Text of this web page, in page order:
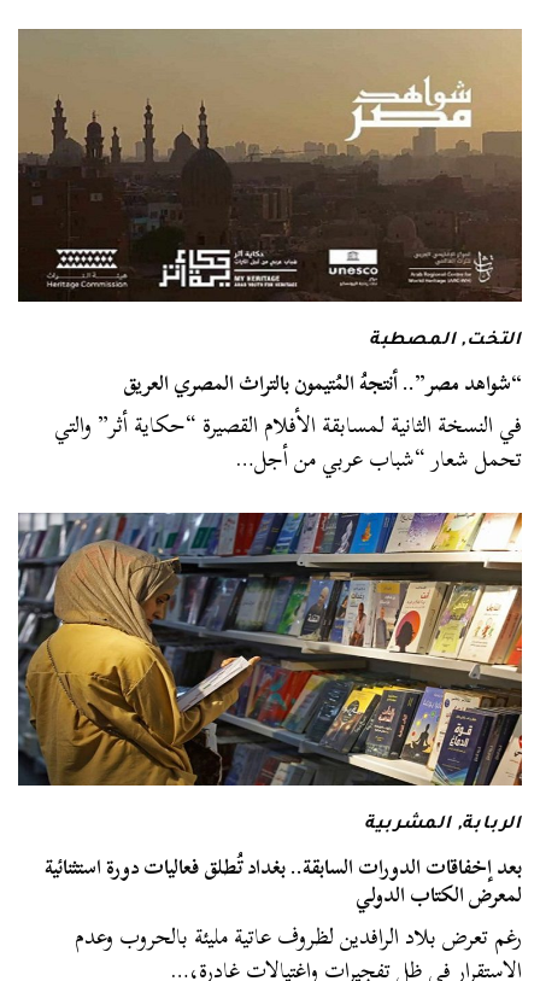
التخت,المصطبة
“شواهد مصر”.. أنتجهُ المُتيمون بالتراث المصري العريق
في النسخة الثانية لمسابقة الأفلام القصيرة “حكاية أثر” والتي
تحمل شعار “شباب عربي من أجل…
الربابة,المشربية
بعد إخفاقات الدورات السابقة.. بغداد تُطلق فعاليات دورة استثنائية
لمعرض الكتاب الدولي
رغم تعرض بلاد الرافدين لظروف عاتية مليئة بالحروب وعدم
الاستقرار في ظل تفجيراتٍ واغتيالات غادرة،…